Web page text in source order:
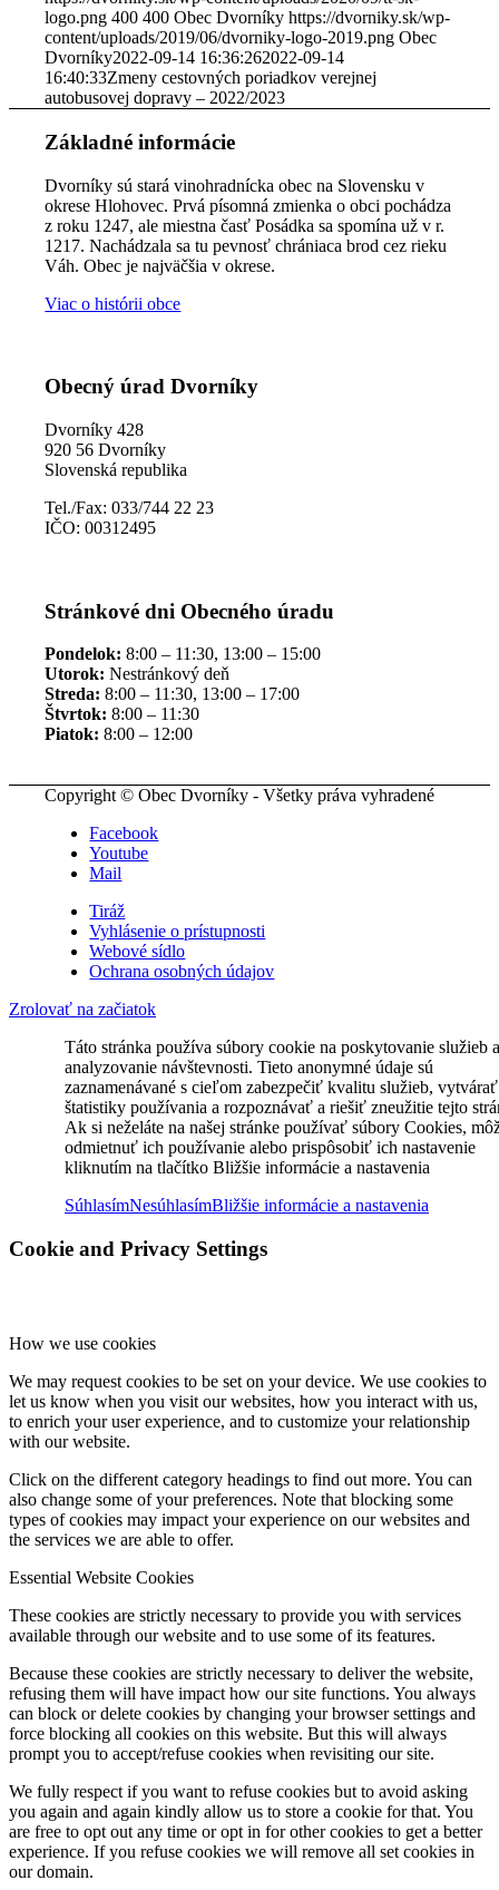
logo.png 400 400 Obec Dvorníky https://dvorniky.sk/wp-
content/uploads/2019/06/dvorniky-logo-2019.png Obec
Dvorníky2022-09-14 16:36:262022-09-14
16:40:33Zmeny cestovných poriadkov verejnej
autobusovej dopravy – 2022/2023
Základné informácie
Dvorníky sú stará vinohradnícka obec na Slovensku v
okrese Hlohovec. Prvá písomná zmienka o obci pochádza
z roku 1247, ale miestna časť Posádka sa spomína už v r.
1217. Nachádzala sa tu pevnosť chrániaca brod cez rieku
Váh. Obec je najväčšia v okrese.
Viac o histórii obce
Obecný úrad Dvorníky
Dvorníky 428
920 56 Dvorníky
Slovenská republika
Tel./Fax: 033/744 22 23
IČO: 00312495
Stránkové dni Obecného úradu
Pondelok: 8:00 – 11:30, 13:00 – 15:00
Utorok: Nestránkový deň
Streda: 8:00 – 11:30, 13:00 – 17:00
Štvrtok: 8:00 – 11:30
Piatok: 8:00 – 12:00
Copyright © Obec Dvorníky - Všetky práva vyhradené
Facebook
Youtube
Mail
Tiráž
Vyhlásenie o prístupnosti
Webové sídlo
Ochrana osobných údajov
Zrolovať na začiatok
Táto stránka používa súbory cookie na poskytovanie služieb a
analyzovanie návštevnosti. Tieto anonymné údaje sú
zaznamenávané s cieľom zabezpečiť kvalitu služieb, vytvárať
štatistiky používania a rozpoznávať a riešiť zneužitie tejto
Ak si neželáte na našej stránke používať súbory Cookies,
odmietnuť ich používanie alebo prispôsobiť ich nastavenie
kliknutím na tlačítko Bližšie informácie a nastavenia
SúhlasímNesúhlasímBližšie informácie a nastavenia
Cookie and Privacy Settings
How we use cookies
We may request cookies to be set on your device. We use cookies to
let us know when you visit our websites, how you interact with us,
to enrich your user experience, and to customize your relationship
with our website.
Click on the different category headings to find out more. You can
also change some of your preferences. Note that blocking some
types of cookies may impact your experience on our websites and
the services we are able to offer.
Essential Website Cookies
These cookies are strictly necessary to provide you with services
available through our website and to use some of its features.
Because these cookies are strictly necessary to deliver the website,
refusing them will have impact how our site functions. You always
can block or delete cookies by changing your browser settings and
force blocking all cookies on this website. But this will always
prompt you to accept/refuse cookies when revisiting our site.
We fully respect if you want to refuse cookies but to avoid asking
you again and again kindly allow us to store a cookie for that. You
are free to opt out any time or opt in for other cookies to get a better
experience. If you refuse cookies we will remove all set cookies in
our domain.